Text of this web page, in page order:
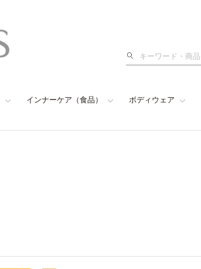
検
インナーケア（食品） ボディウェア